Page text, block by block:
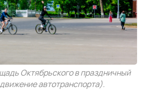
Октябрьского в праздничный
автотранспорта).